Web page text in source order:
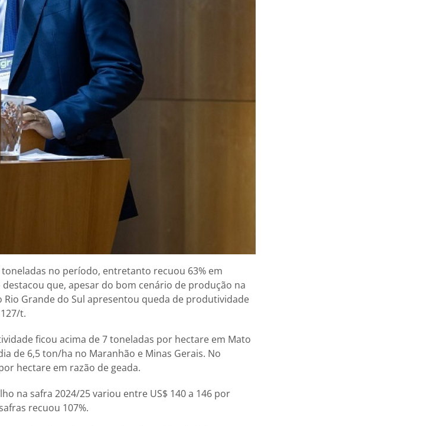
no período, entretanto recuou 63% em
que, apesar do bom cenário de produção na
Grande do Sul apresentou queda de produtividade
t.
ficou acima de 7 toneladas por hectare em Mato
de 6,5 ton/ha no Maranhão e Minas Gerais. No
hectare em razão de geada.
na safra 2024/25 variou entre US$ 140 a 146 por
recuou 107%.